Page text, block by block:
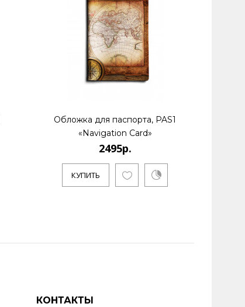
Обложка для паспорта, PAS1
«Navigation Card»
2495р.
КУПИТЬ
КОНТАКТЫ